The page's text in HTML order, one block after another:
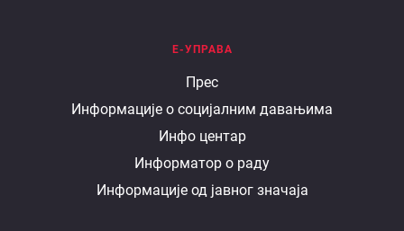
Е-УПРАВА
Прес
Информације о социјалним давањима
Инфо центар
Информатор о раду
Информације од јавног значаја